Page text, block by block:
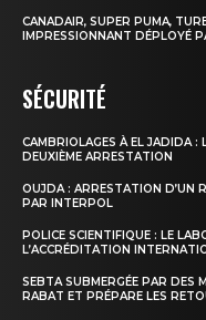
CANADAIR, SUPER PUMA,
IMPRESSIONNANT DÉPLOYÉ
SÉCURITÉ
CAMBRIOLAGES À EL JADIDA :
DEUXIÈME ARRESTATION
OUJDA : ARRESTATION D’UN
PAR INTERPOL
POLICE SCIENTIFIQUE : LE
L’ACCRÉDITATION
SEBTA SUBMERGÉE PAR DES
RABAT ET PRÉPARE LES